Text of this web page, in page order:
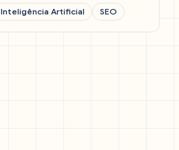
Inteligência Artificial SEO